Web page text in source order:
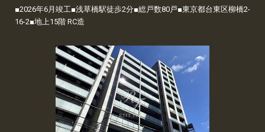
■2026年6月竣工■浅草橋駅徒歩2分■総戸数80戸■東京都台東区柳橋2-
16-2■地上15階 RC造